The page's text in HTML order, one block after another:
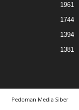
1961
1744
1394
1381
Pedoman Media Siber